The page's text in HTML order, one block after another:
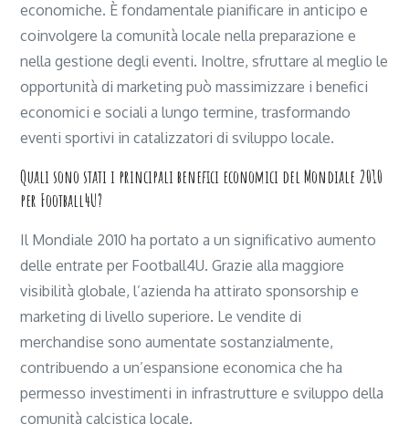
economiche. È fondamentale pianificare in anticipo e
coinvolgere la comunità locale nella preparazione e
nella gestione degli eventi. Inoltre, sfruttare al meglio le
opportunità di marketing può massimizzare i benefici
economici e sociali a lungo termine, trasformando
eventi sportivi in catalizzatori di sviluppo locale.
Quali sono stati i principali benefici economici del Mondiale 2010
per Football4U?
Il Mondiale 2010 ha portato a un significativo aumento
delle entrate per Football4U. Grazie alla maggiore
visibilità globale, l’azienda ha attirato sponsorship e
marketing di livello superiore. Le vendite di
merchandise sono aumentate sostanzialmente,
contribuendo a un’espansione economica che ha
permesso investimenti in infrastrutture e sviluppo della
comunità calcistica locale.